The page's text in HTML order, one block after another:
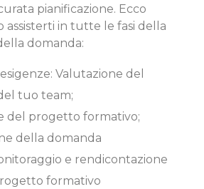
pianificazione. Ecco
assisterti in tutte le fasi della
domanda:
Valutazione del
tuo team;
del progetto formativo;
della domanda
e rendicontazione
formativo